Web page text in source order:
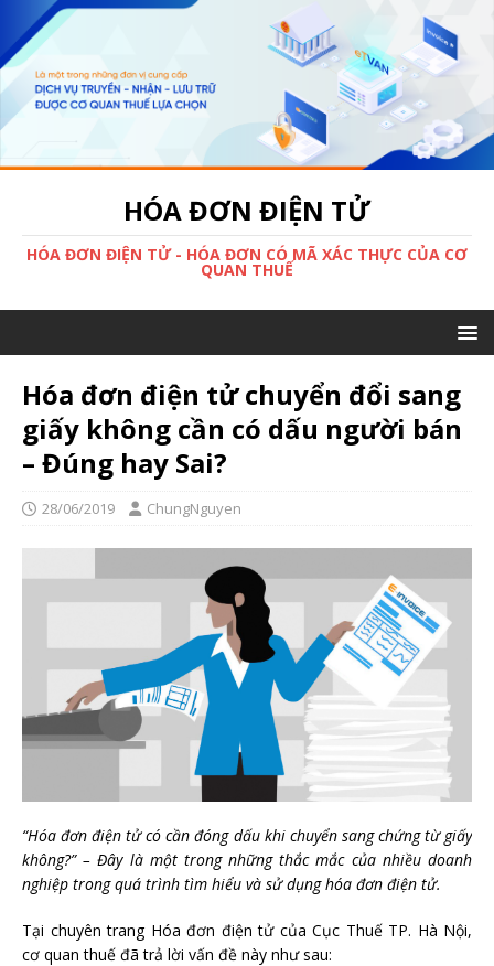
HÓA ĐƠN ĐIỆN TỬ
HÓA ĐƠN ĐIỆN TỬ - HÓA ĐƠN CÓ MÃ XÁC THỰC CỦA CƠ
QUAN THUẾ
Hóa đơn điện tử chuyển đổi sang
giấy không cần có dấu người bán
– Đúng hay Sai?
28/06/2019 ChungNguyen
“Hóa đơn điện tử có cần đóng dấu khi chuyển sang chứng từ giấy
không?” – Đây là một trong những thắc mắc của nhiều doanh
nghiệp trong quá trình tìm hiểu và sử dụng hóa đơn điện tử.
Tại chuyên trang Hóa đơn điện tử của Cục Thuế TP. Hà Nội,
cơ quan thuế đã trả lời vấn đề này như sau: